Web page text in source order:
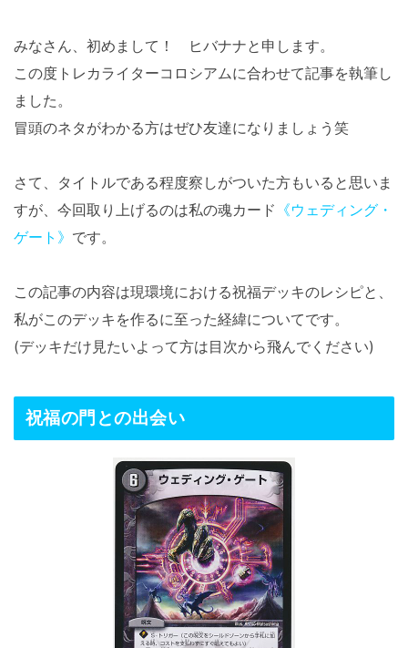
みなさん、初めまして！ ヒバナナと申します。
この度トレカライターコロシアムに合わせて記事を執筆し
ました。
冒頭のネタがわかる方はぜひ友達になりましょう笑
さて、タイトルである程度察しがついた方もいると思いま
すが、今回取り上げるのは私の魂カード 《ウェディング・
ゲート》 です。
この記事の内容は現環境における祝福デッキのレシピと、
私がこのデッキを作るに至った経緯についてです。
(デッキだけ見たいよって方は目次から飛んでください)
祝福の門との出会い